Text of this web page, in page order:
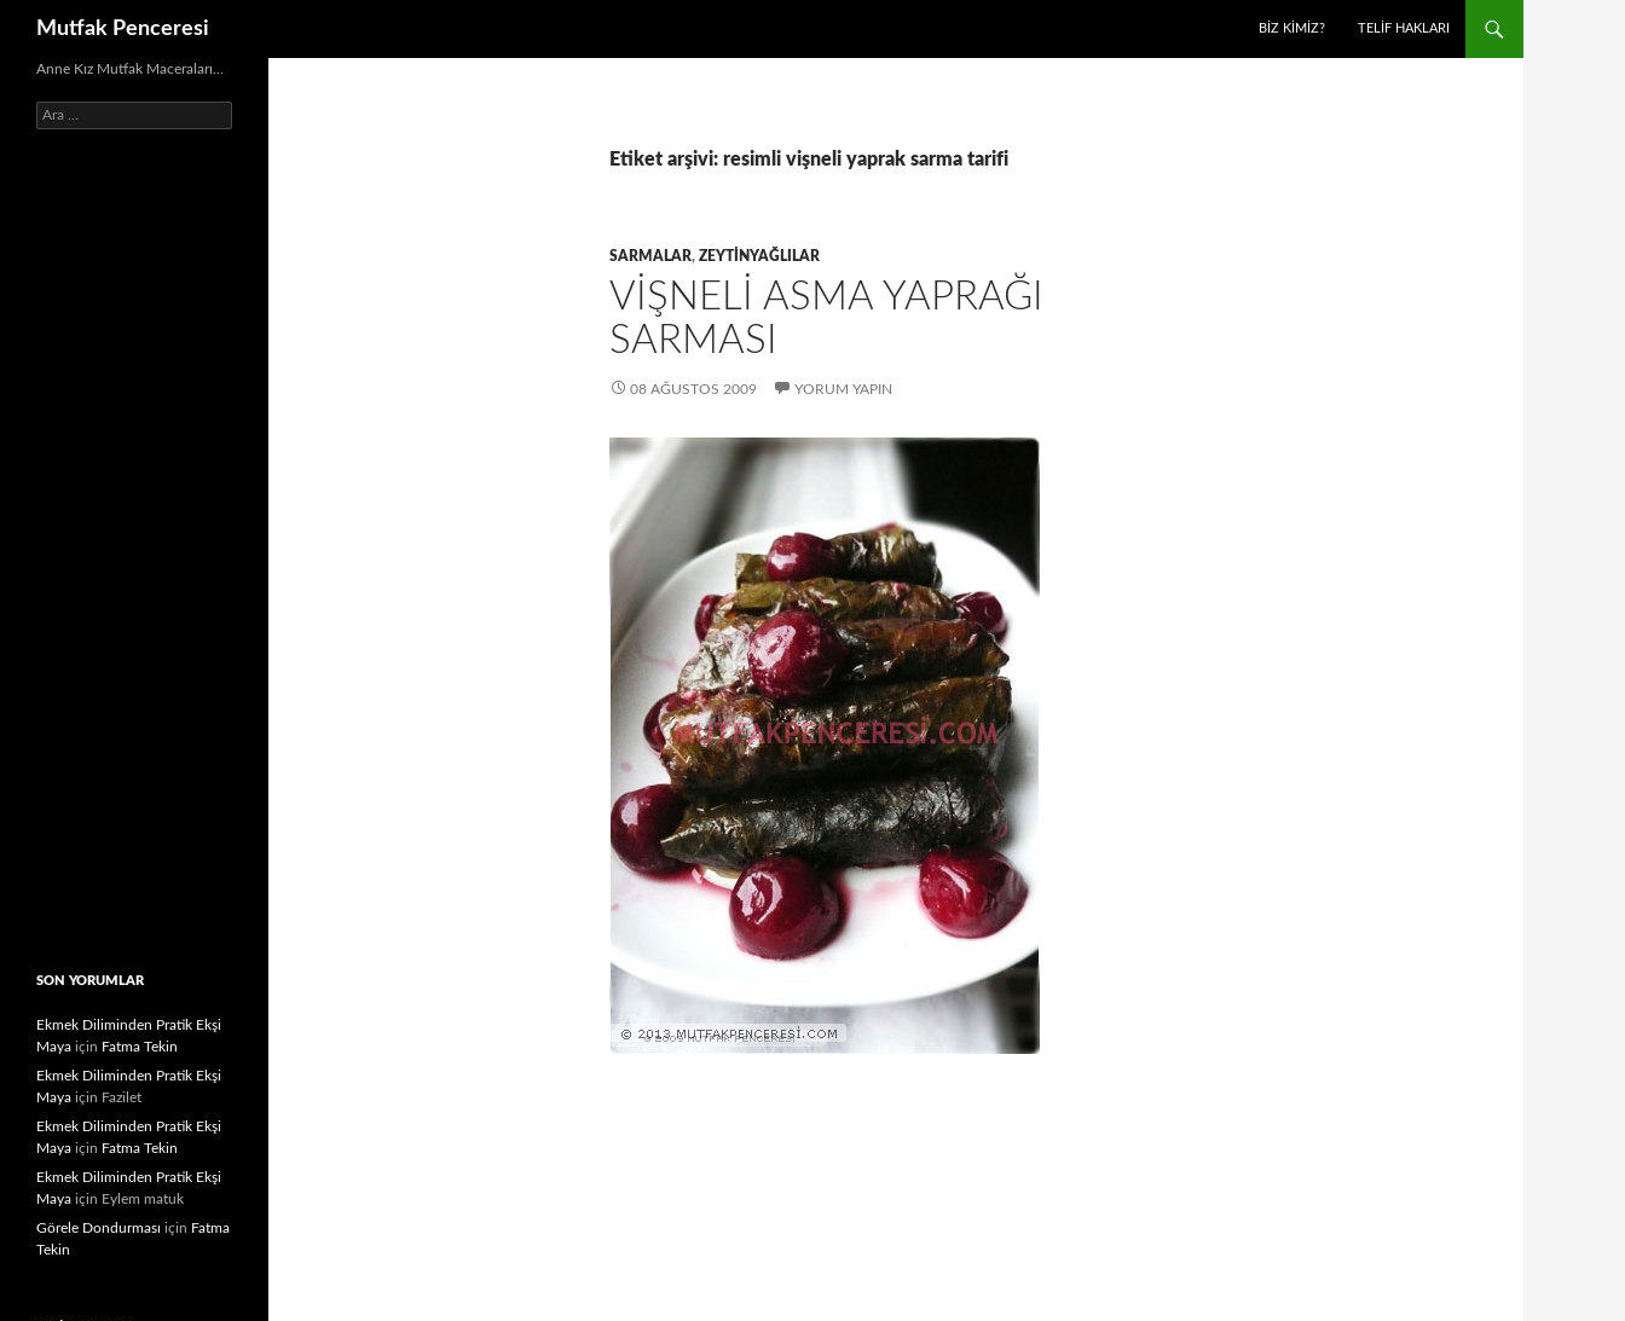
İçeriğe
Mutfak Penceresi BIZ KIMIZ? TELIF HAKLARI
Etiket arşivi: resimli vişneli yaprak sarma tarifi
SARMALAR, ZEYTINYAĞLILAR
VIŞNELI ASMA YAPRAĞI
SARMASI
08 AĞUSTOS 2009 YORUM YAPIN
Anne Kız Mutfak Maceraları…
Arama:
SON YORUMLAR
Ekmek Diliminden Pratik Ekşi
Maya için Fatma Tekin
Ekmek Diliminden Pratik Ekşi
Maya için Fazilet
Ekmek Diliminden Pratik Ekşi
Maya için Fatma Tekin
Ekmek Diliminden Pratik Ekşi
Maya için Eylem matuk
Görele Dondurması için Fatma
Tekin